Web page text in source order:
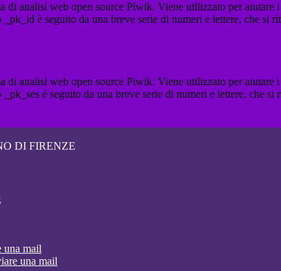
di analisi web open source Piwik. Viene utilizzato per
è seguito da una breve serie di numeri e lettere, che
di analisi web open source Piwik. Viene utilizzato per
è seguito da una breve serie di numeri e lettere, che
DI FIRENZE
una mail
una mail